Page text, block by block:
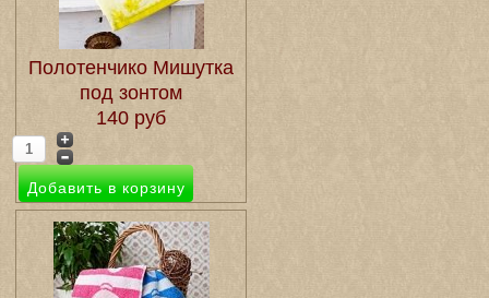
Полотенчико Мишутка
под зонтом
140 руб